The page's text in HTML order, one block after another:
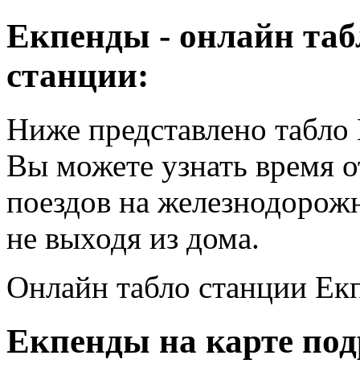
Екпенды - онлайн
станции:
Ниже представлено
Вы можете узнать время
поездов на
не выходя из дома.
Онлайн табло станции
Екпенды на карте